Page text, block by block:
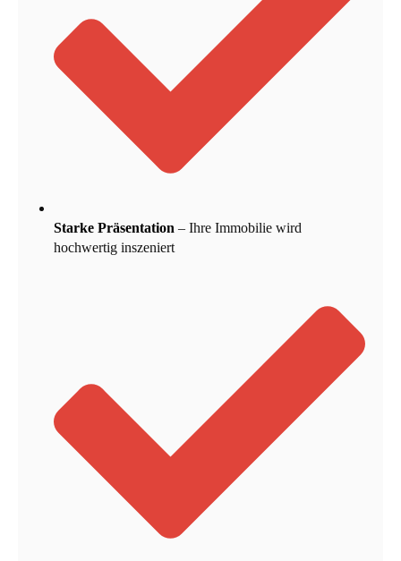
Starke Präsentation – Ihre Immobilie wird
hochwertig inszeniert